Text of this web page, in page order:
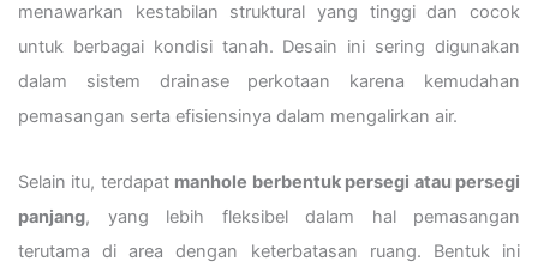
menawarkan kestabilan struktural yang tinggi dan cocok
untuk berbagai kondisi tanah. Desain ini sering digunakan
dalam sistem drainase perkotaan karena kemudahan
pemasangan serta efisiensinya dalam mengalirkan air.
Selain itu, terdapat manhole berbentuk persegi atau persegi
panjang, yang lebih fleksibel dalam hal pemasangan
terutama di area dengan keterbatasan ruang. Bentuk ini